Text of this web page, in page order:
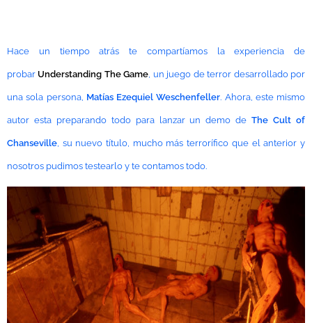
Hace un tiempo atrás te compartíamos la experiencia de
probarUnderstanding The Game, un juego de terror desarrollado por
una sola persona, Matías Ezequiel Weschenfeller. Ahora, este mismo
autor esta preparando todo para lanzar un demo de The Cult of
Chanseville, su nuevo título, mucho másterrorífico que el anterior y
nosotros pudimos testearlo y te contamos todo.